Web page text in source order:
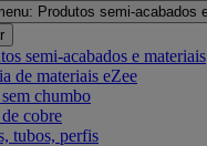
Produtos semi-acabados
semi-acabados e materiais
de materiais eZee
chumbo
cobre
tubos, perfis